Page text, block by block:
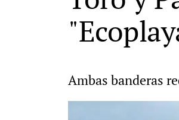
Ambas banderas